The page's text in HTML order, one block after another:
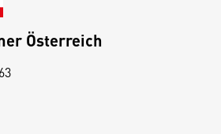
Österreich